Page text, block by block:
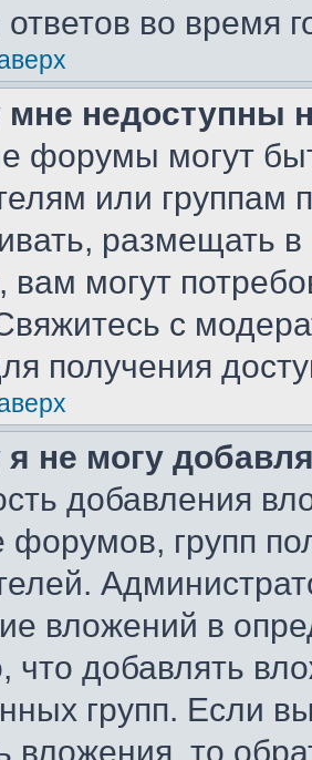
во время
мне недоступны
форумы могут
или группам
размещать
вам могут
с
получения
не могу
добавления
форумов, групп
вложений в
что добавлять
групп. Если
вложения, то